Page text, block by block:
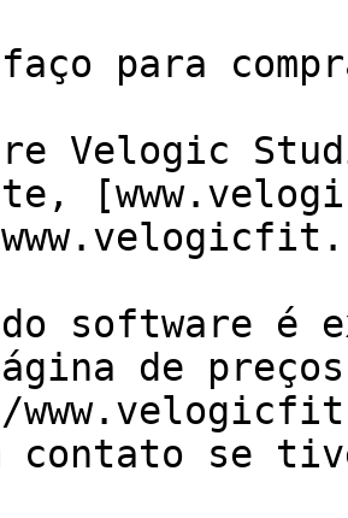
faço para
Velogic
software é
de
contato se